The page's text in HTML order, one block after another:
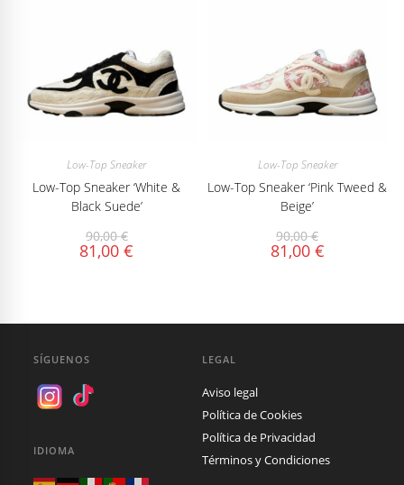
Low-Top Sneaker
Low-Top Sneaker ‘White &
Black Suede’
90,00€
81,00€
Low-Top Sneaker
Low-Top Sneaker ‘Pink Tweed &
Beige’
90,00€
81,00 €
SÍGUENOS
IDIOMA
LEGAL
Aviso legal
Política de Cookies
Política de Privacidad
Términos y Condiciones